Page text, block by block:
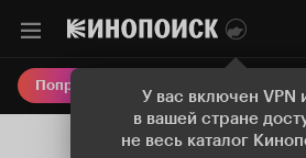
У вас включен VPN
в вашей стране
не весь каталог
Попробовать Плюс